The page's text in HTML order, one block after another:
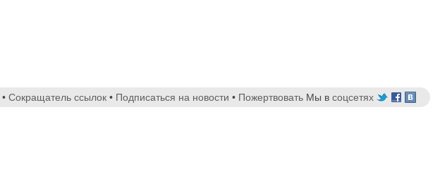
Мы в соцсетях
• Сокращатель ссылок • Подписаться на новости • Пожертвовать